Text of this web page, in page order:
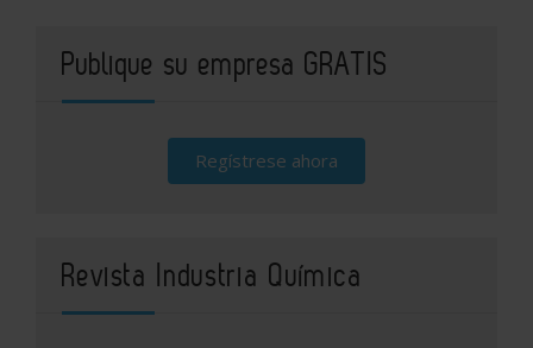
Publique su empresa GRATIS
Regístrese ahora
Revista Industria Química